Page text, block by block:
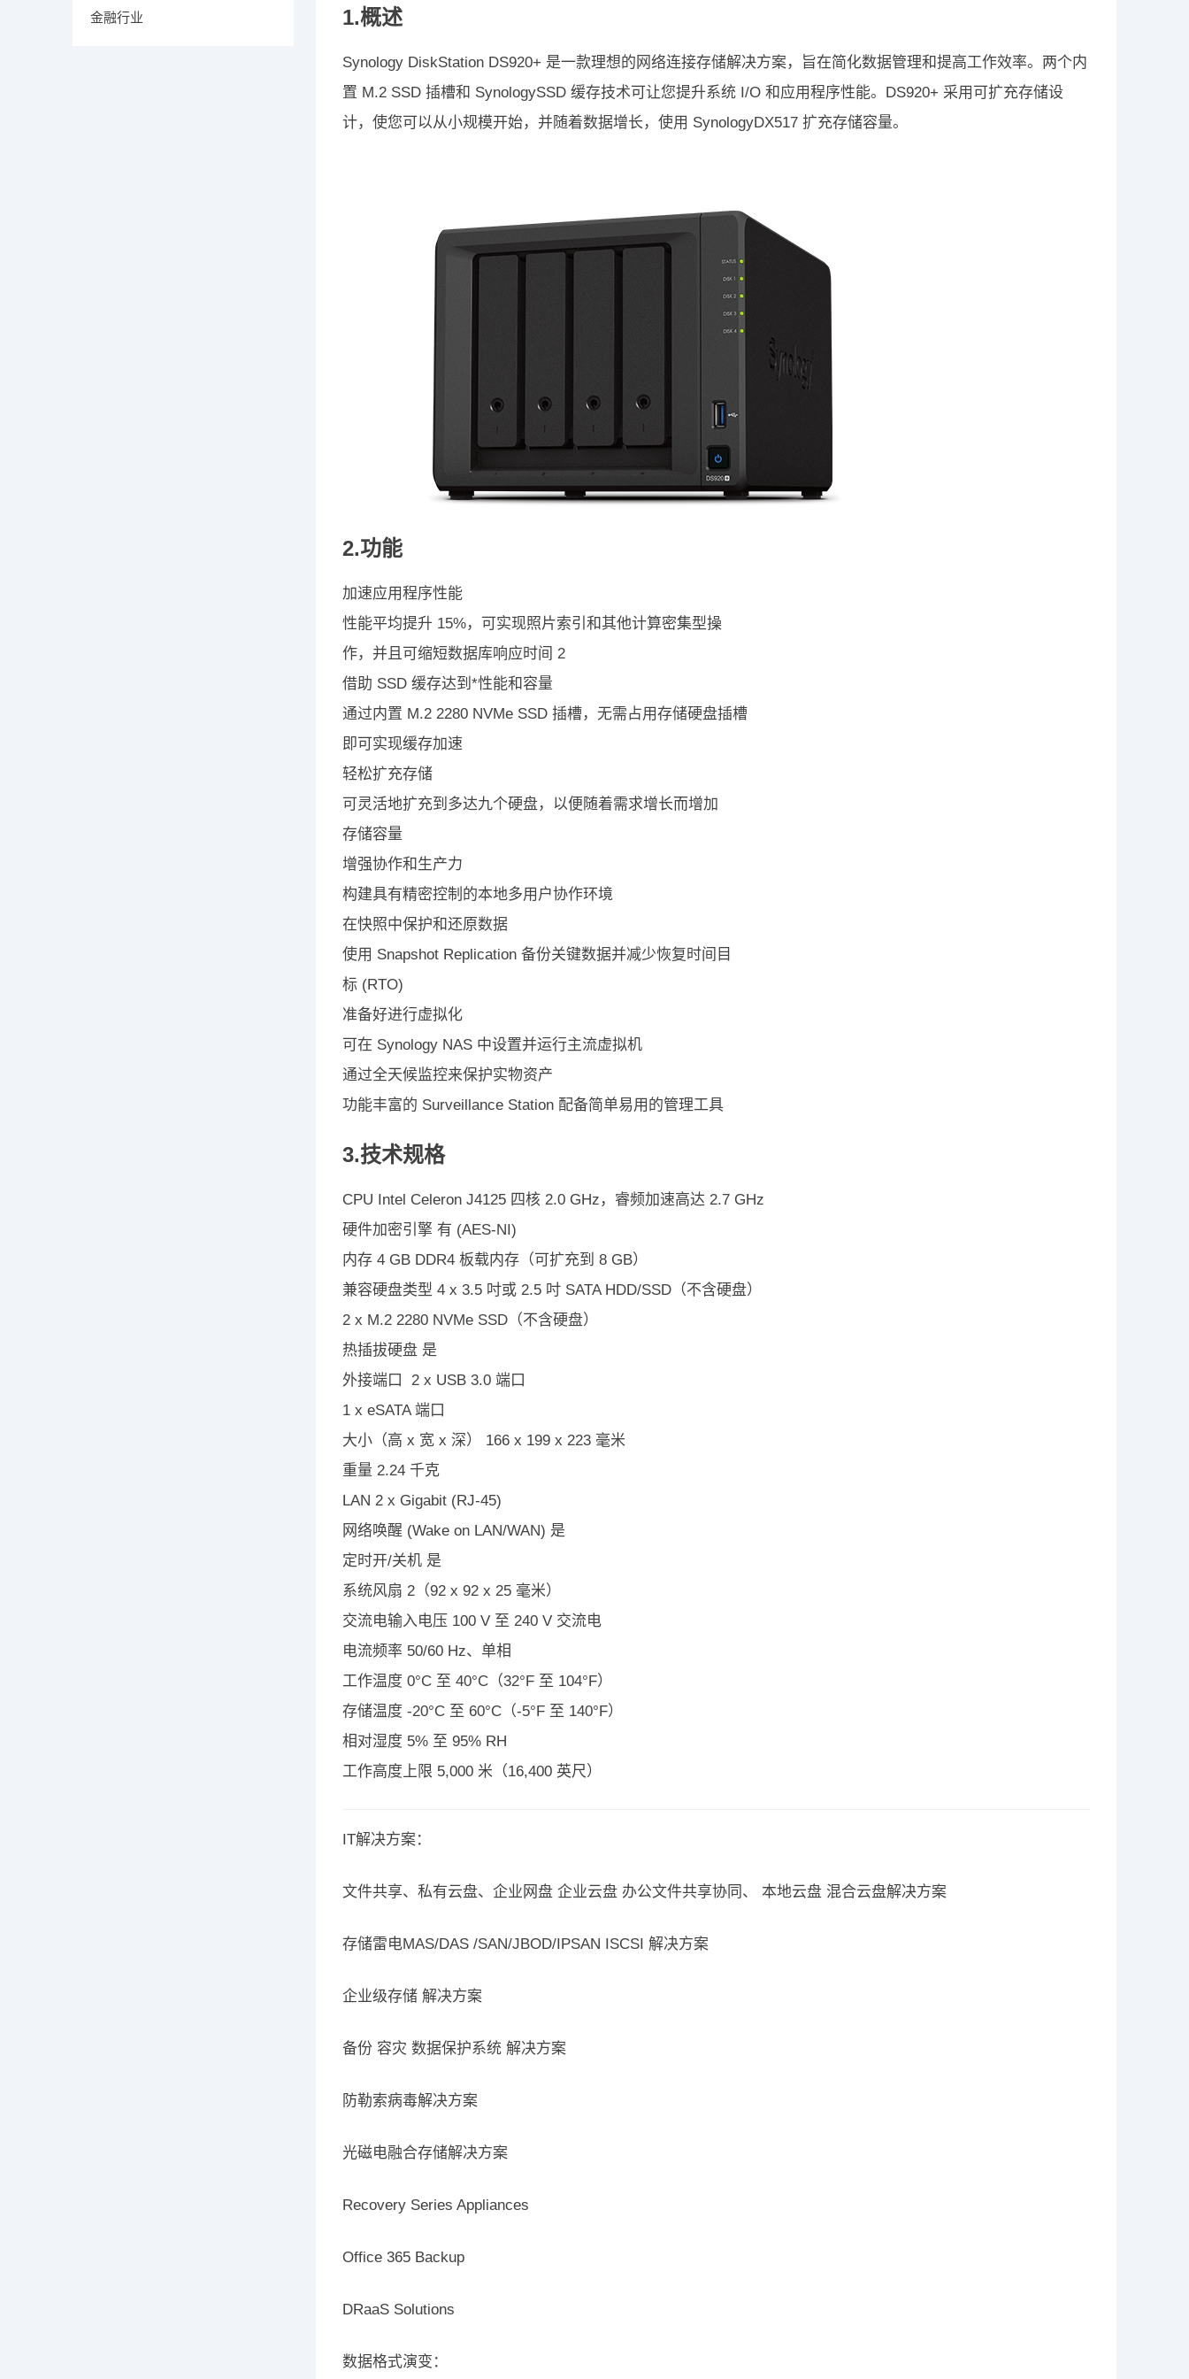
1.概述
Synology DiskStation DS920+ 是一款理想的网络连接存储解决方案，旨在简化数据管理和提高工作效率。两个内
置 M.2 SSD 插槽和 SynologySSD 缓存技术可让您提升系统 I/O 和应用程序性能。DS920+ 采用可扩充存储设
计，使您可以从小规模开始，并随着数据增长，使用 SynologyDX517 扩充存储容量。
2.功能
加速应用程序性能
性能平均提升 15%，可实现照片索引和其他计算密集型操
作，并且可缩短数据库响应时间 2
借助 SSD 缓存达到*性能和容量
通过内置 M.2 2280 NVMe SSD 插槽，无需占用存储硬盘插槽
即可实现缓存加速
轻松扩充存储
可灵活地扩充到多达九个硬盘，以便随着需求增长而增加
存储容量
增强协作和生产力
构建具有精密控制的本地多用户协作环境
在快照中保护和还原数据
使用 Snapshot Replication 备份关键数据并减少恢复时间目
标 (RTO)
准备好进行虚拟化
可在 Synology NAS 中设置并运行主流虚拟机
通过全天候监控来保护实物资产
功能丰富的 Surveillance Station 配备简单易用的管理工具
3.技术规格
CPU Intel Celeron J4125 四核 2.0 GHz，睿频加速高达 2.7 GHz
硬件加密引擎 有 (AES-NI)
内存 4 GB DDR4 板载内存（可扩充到 8 GB）
兼容硬盘类型 4 x 3.5 吋或 2.5 吋 SATA HDD/SSD（不含硬盘）
2 x M.2 2280 NVMe SSD（不含硬盘）
热插拔硬盘 是
外接端口 2 x USB 3.0 端口
1 x eSATA 端口
大小（高 x 宽 x 深） 166 x 199 x 223 毫米
重量 2.24 千克
LAN 2 x Gigabit (RJ-45)
网络唤醒 (Wake on LAN/WAN) 是
定时开/关机 是
系统风扇 2（92 x 92 x 25 毫米）
交流电输入电压 100 V 至 240 V 交流电
电流频率 50/60 Hz、单相
工作温度 0°C 至 40°C（32°F 至 104°F）
存储温度 -20°C 至 60°C（-5°F 至 140°F）
相对湿度 5% 至 95% RH
工作高度上限 5,000 米（16,400 英尺）
IT解决方案：
文件共享、私有云盘、企业网盘 企业云盘 办公文件共享协同、 本地云盘 混合云盘解决方案
存储雷电MAS/DAS /SAN/JBOD/IPSAN ISCSI 解决方案
企业级存储 解决方案
备份 容灾 数据保护系统 解决方案
防勒索病毒解决方案
光磁电融合存储解决方案
Recovery Series Appliances
Office 365 Backup
DRaaS Solutions
数据格式演变：
金融行业